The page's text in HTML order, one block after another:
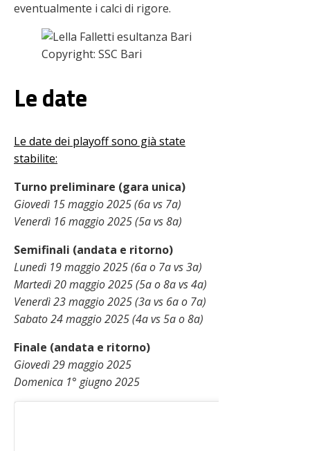
eventualmente i calci di rigore.
Copyright: SSC Bari
Le date
Le date dei playoff sono già state
stabilite:
Turno preliminare (gara unica)
Giovedì 15 maggio 2025 (6a vs 7a)
Venerdì 16 maggio 2025 (5a vs 8a)
Semifinali (andata e ritorno)
Lunedì 19 maggio 2025 (6a o 7a vs 3a)
Martedì 20 maggio 2025 (5a o 8a vs 4a)
Venerdì 23 maggio 2025 (3a vs 6a o 7a)
Sabato 24 maggio 2025 (4a vs 5a o 8a)
Finale (andata e ritorno)
Giovedì 29 maggio 2025
Domenica 1° giugno 2025